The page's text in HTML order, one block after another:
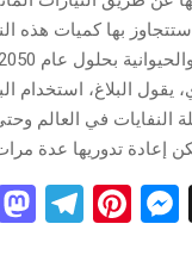
بها كميات هذه
بحلول عام 2050.
يقول البلاغ، استخدام
في العالم
إعادة تدوريها عدة
X
M
Pi
T